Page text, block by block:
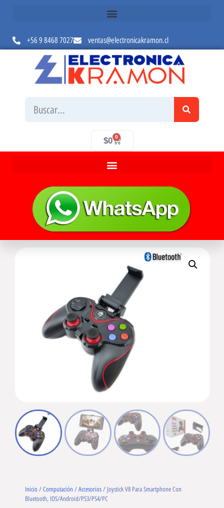
+56 9 8468 7027 ventas@electronicakramon.cl
$0 0
Inicio / Computación / Accesorios / Joystick V8 Para Smartphone Con
Bluetooth, IOS/Android/PS3/PS4/PC